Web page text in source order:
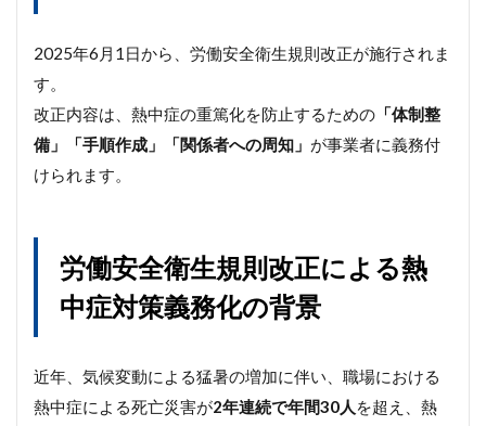
2025年6月1日から、労働安全衛生規則改正が施行されま
す。
改正内容は、熱中症の重篤化を防止するための 「体制整
備」「手順作成」「関係者への周知」 が事業者に義務付
けられます。
労働安全衛生規則改正による熱
中症対策義務化の背景
近年、気候変動による猛暑の増加に伴い、職場における
熱中症による死亡災害が2年連続で年間30人 を超え、熱